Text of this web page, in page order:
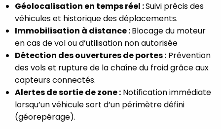
Géolocalisation en temps réel :Suivi précis des
véhicules et historique des déplacements.
Immobilisation à distance :Blocage du moteur
en cas de vol ou d’utilisation non autorisée
Détection des ouvertures de portes : Prévention
des vols et rupture de la chaîne du froid grâce aux
capteurs connectés.
Alertes de sortie de zone : Notification immédiate
lorsqu’un véhicule sort d’un périmètre défini
(géorepérage).